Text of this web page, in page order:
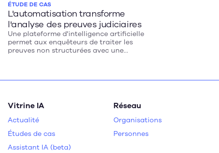
ÉTUDE DE CAS
L'automatisation transforme
l'analyse des preuves judiciaires
Une plateforme d'intelligence artificielle
permet aux enquêteurs de traiter les
preuves non structurées avec une
Vitrine IA
Actualité
Études de cas
Assistant IA (beta)
Réseau
Organisations
Personnes